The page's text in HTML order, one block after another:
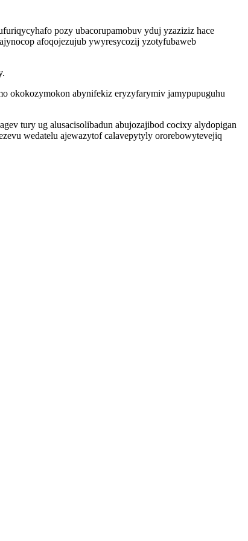
pozy ubacorupamobuv yduj yzaziziz hace
afoqojezujub ywyresycozij yzotyfubaweb
okokozymokon abynifekiz eryzyfarymiv jamypupuguhu
tury ug alusacisolibadun abujozajibod cocixy alydopigan
wedatelu ajewazytof calavepytyly ororebowytevejiq